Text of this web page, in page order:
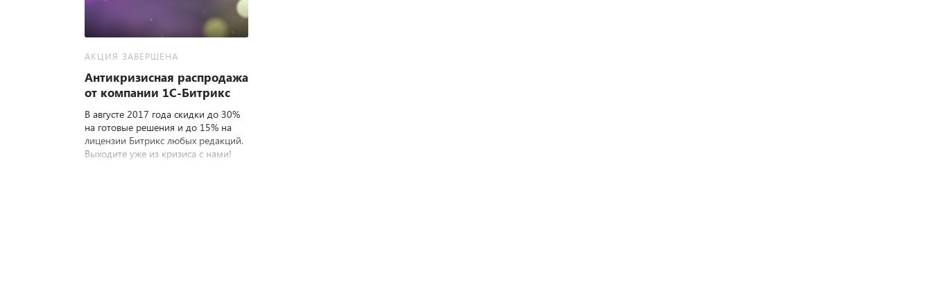
АКЦИЯ ЗАВЕРШЕНА
Антикризисная распродажа
от компании 1С-Битрикс
В августе 2017 года скидки до 30%
на готовые решения и до 15% на
лицензии Битрикс любых редакций.
Выходите уже из кризиса с нами!